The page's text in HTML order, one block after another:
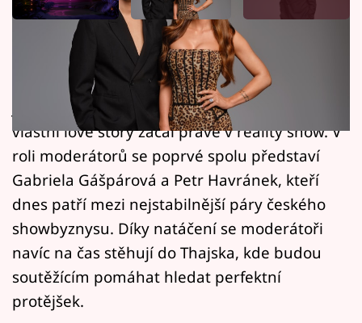
Seriály
Horoskopy
Sledujte prima+
Filmový festival Karlovy Vary
Pořady
Mámy sobě
Přihlášení
Česká verze dating show Are You The One? už
8. června zamíří na prima+ a TV Prima. Diváky
jí provedou ti nejpovolanější – pár, který svou
vlastní love story začal právě v reality show. V
roli moderátorů se poprvé spolu představí
Gabriela Gášpárová a Petr Havránek, kteří
dnes patří mezi nejstabilnější páry českého
showbyznysu. Díky natáčení se moderátoři
navíc na čas stěhují do Thajska, kde budou
soutěžícím pomáhat hledat perfektní
protějšek.